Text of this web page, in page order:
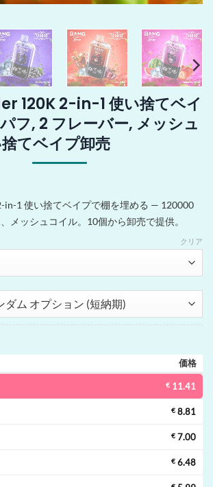
120K 2-in-1 使い捨てベイ
フ, 2 フレーバー, メッシュ
てベイプ卸売
in-1 使い捨てベイプで棚を埋める — 120000
メッシュコイル。10個から卸売で提供。
クリア
価格
€ 11.41
€ 8.81
€ 7.00
€ 6.48